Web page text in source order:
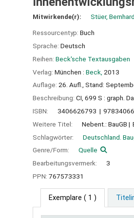
Mitwirkende(r): Stüer, Bernhard
Ressourcentyp: Buch
Sprache: Deutsch
Reihen: Beck'sche Textausgaben
Verlag: München : Beck, 2013
Auflage: 26. Aufl., Stand:
Beschreibung: CI, 699 S : graph.
ISBN:
3406626793
Weitere Titel:
Nebent.: BauGB
Schlagwörter:
Deutschland.
Genre/Form:
Quelle
Bearbeitungsvermerk:
3
PPN: 767573331
Exemplare ( 1 )